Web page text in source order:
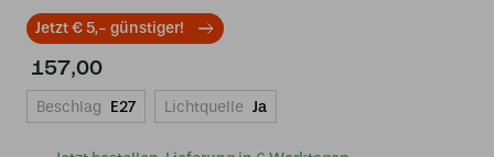
Jetzt € 5,- günstiger!
157,00
Beschlag E27 Lichtquelle Ja